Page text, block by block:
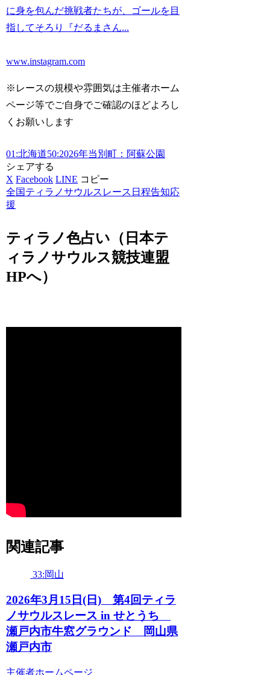
に身を包んだ挑戦者たちが、ゴールを目
指してそろり『だるまさん...
www.instagram.com
※レースの規模や雰囲気は主催者ホーム
ページ等でご自身でご確認のほどよろし
くお願いします
01:北海道50:2026年当別町：阿蘇公園
シェアする
X Facebook LINE コピー
全国ティラノサウルスレース日程告知応
援
ティラノ色占い（日本テ
ィラノサウルス競技連盟
HPへ）
関連記事
33:岡山
2026年3月15日(日) 第4回ティラ
ノサウルスレース in せとうち
瀬戸内市牛窓グラウンド 岡山県
瀬戸内市
主催者ホームページ